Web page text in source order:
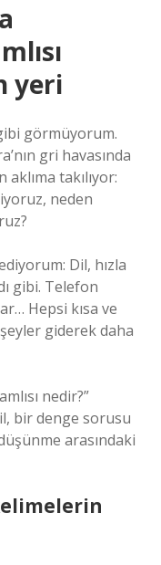
yeri
görmüyorum.
gri havasında
takılıyor:
neden
Dil, hızla
gibi. Telefon
Hepsi kısa ve
giderek daha
nedir?”
bir denge sorusu
arasındaki